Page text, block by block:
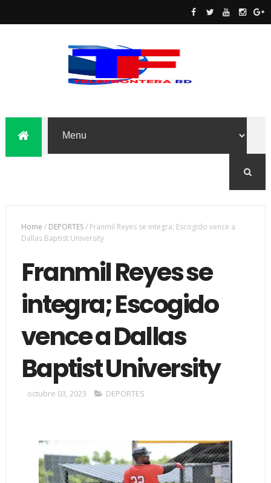
Home / DEPORTES/ Franmil Reyes se integra; Escogido vence a
Dallas Baptist University
Franmil Reyes se
integra; Escogido
vence a Dallas
Baptist University
octubre 03, 2023 DEPORTES